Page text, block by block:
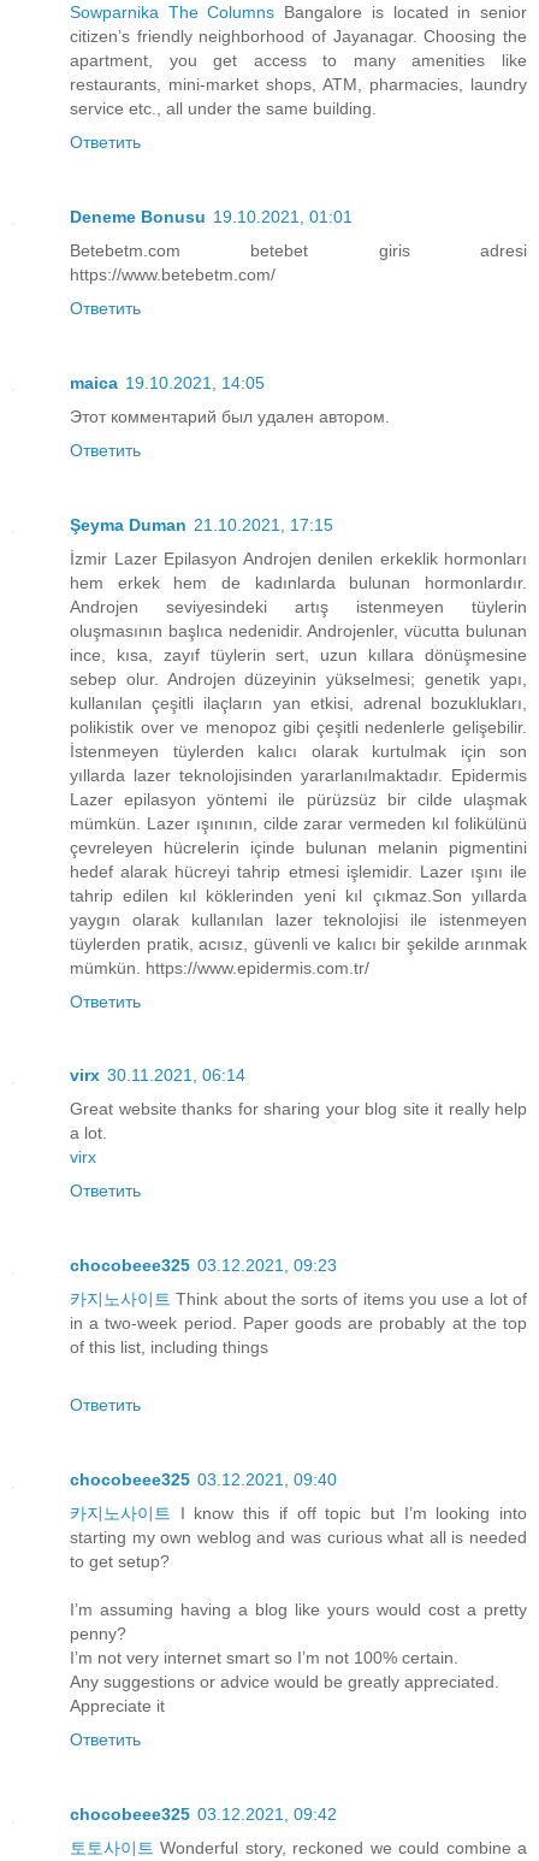
Sowparnika The Columns Bangalore is located in senior
citizen’s friendly neighborhood of Jayanagar. Choosing the
apartment, you get access to many amenities like
restaurants, mini-market shops, ATM, pharmacies, laundry
service etc., all under the same building.
Ответить
Deneme Bonusu 19.10.2021, 01:01
Betebetm.com betebet giris adresi
https://www.betebetm.com/
Ответить
maica 19.10.2021, 14:05
Этот комментарий был удален автором.
Ответить
Şeyma Duman 21.10.2021, 17:15
İzmir Lazer Epilasyon Androjen denilen erkeklik hormonları
hem erkek hem de kadınlarda bulunan hormonlardır.
Androjen seviyesindeki artış istenmeyen tüylerin
oluşmasının başlıca nedenidir. Androjenler, vücutta bulunan
ince, kısa, zayıf tüylerin sert, uzun kıllara dönüşmesine
sebep olur. Androjen düzeyinin yükselmesi; genetik yapı,
kullanılan çeşitli ilaçların yan etkisi, adrenal bozuklukları,
polikistik over ve menopoz gibi çeşitli nedenlerle gelişebilir.
İstenmeyen tüylerden kalıcı olarak kurtulmak için son
yıllarda lazer teknolojisinden yararlanılmaktadır. Epidermis
Lazer epilasyon yöntemi ile pürüzsüz bir cilde ulaşmak
mümkün. Lazer ışınının, cilde zarar vermeden kıl folikülünü
çevreleyen hücrelerin içinde bulunan melanin pigmentini
hedef alarak hücreyi tahrip etmesi işlemidir. Lazer ışını ile
tahrip edilen kıl köklerinden yeni kıl çıkmaz.Son yıllarda
yaygın olarak kullanılan lazer teknolojisi ile istenmeyen
tüylerden pratik, acısız, güvenli ve kalıcı bir şekilde arınmak
mümkün. https://www.epidermis.com.tr/
Ответить
virx 30.11.2021, 06:14
Great website thanks for sharing your blog site it really help
a lot.
virx
Ответить
chocobeee325 03.12.2021, 09:23
카지노사이트 Think about the sorts of items you use a lot of
in a two-week period. Paper goods are probably at the top
of this list, including things
Ответить
chocobeee325 03.12.2021, 09:40
카지노사이트 I know this if off topic but I’m looking into
starting my own weblog and was curious what all is needed
to get setup?
I’m assuming having a blog like yours would cost a pretty
penny?
I’m not very internet smart so I’m not 100% certain.
Any suggestions or advice would be greatly appreciated.
Appreciate it
Ответить
chocobeee325 03.12.2021, 09:42
토토사이트 Wonderful story, reckoned we could combine a